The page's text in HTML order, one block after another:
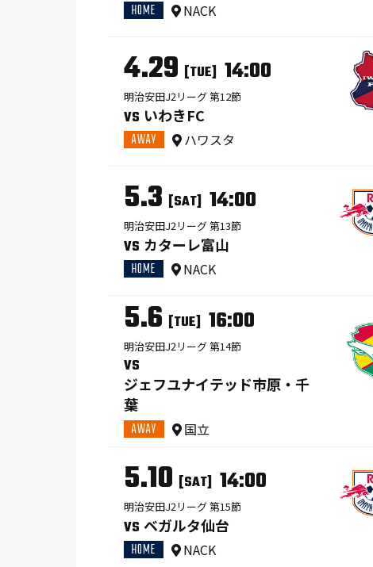
HOME
NACK
4.29 [TUE] 14:00
明治安田J2リーグ 第12節
VS いわきFC
AWAY
ハワスタ
5.3 [SAT] 14:00
明治安田J2リーグ 第13節
VS カターレ富山
HOME
NACK
5.6 [TUE] 16:00
明治安田J2リーグ 第14節
VS
ジェフユナイテッド市原・千
葉
AWAY
国立
5.10 [SAT] 14:00
明治安田J2リーグ 第15節
VS ベガルタ仙台
HOME
NACK